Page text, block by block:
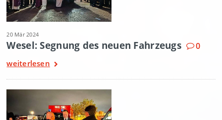
20 Mär 2024
Wesel: Segnung des neuen Fahrzeugs 0
weiterlesen